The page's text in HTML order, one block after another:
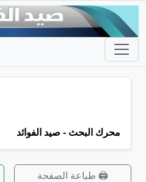
محرك البحث - صيد الفوائد
🖨️ طباعة الصفحة